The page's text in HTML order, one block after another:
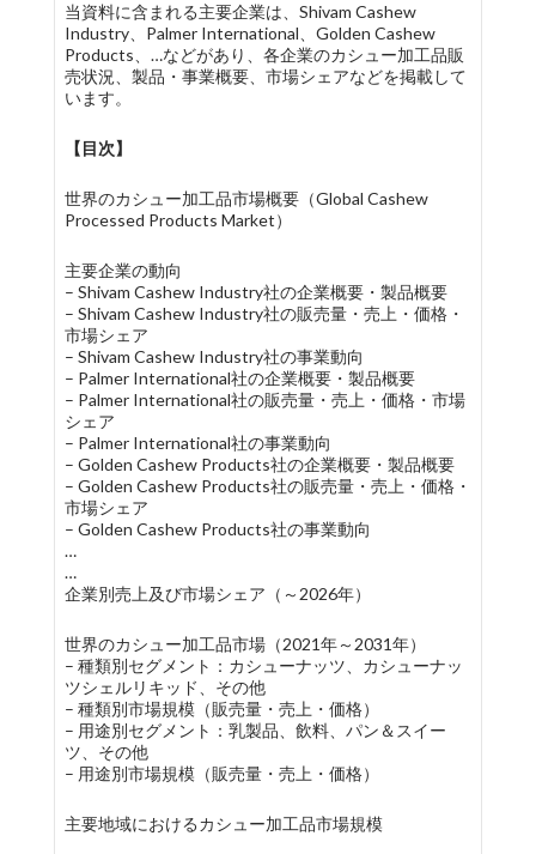
当資料に含まれる主要企業は、Shivam Cashew
Industry、Palmer International、Golden Cashew
Products、…などがあり、各企業のカシュー加工品販
売状況、製品・事業概要、市場シェアなどを掲載して
います。
【目次】
世界のカシュー加工品市場概要（Global Cashew
Processed Products Market）
主要企業の動向
– Shivam Cashew Industry社の企業概要・製品概要
– Shivam Cashew Industry社の販売量・売上・価格・
市場シェア
– Shivam Cashew Industry社の事業動向
– Palmer International社の企業概要・製品概要
– Palmer International社の販売量・売上・価格・市場
シェア
– Palmer International社の事業動向
– Golden Cashew Products社の企業概要・製品概要
– Golden Cashew Products社の販売量・売上・価格・
市場シェア
– Golden Cashew Products社の事業動向
…
…
企業別売上及び市場シェア（～2026年）
世界のカシュー加工品市場（2021年～2031年）
– 種類別セグメント：カシューナッツ、カシューナッ
ツシェルリキッド、その他
– 種類別市場規模（販売量・売上・価格）
– 用途別セグメント：乳製品、飲料、パン＆スイー
ツ、その他
– 用途別市場規模（販売量・売上・価格）
主要地域におけるカシュー加工品市場規模